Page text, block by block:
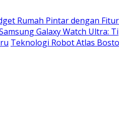
Rumah Pintar dengan
Galaxy Watch Ultra:
Teknologi Robot Atlas